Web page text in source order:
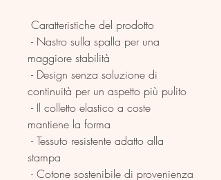
Caratteristiche del prodotto
maggiore stabilità
continuità per un aspetto più pulito
mantiene la forma
stampa